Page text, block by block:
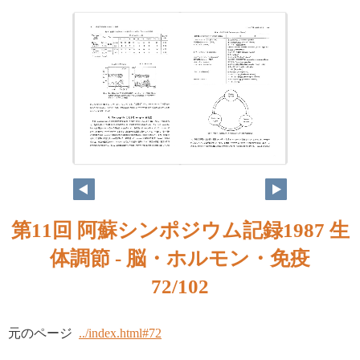
第11回 阿蘇シンポジウム記録1987 生
体調節 - 脳・ホルモン・免疫
72/102
元のページ ../index.html#72